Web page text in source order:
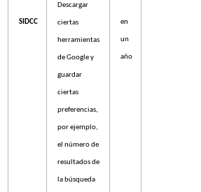
SIDCC
Descargar
ciertas
herramientas
de Google y
guardar
ciertas
preferencias,
por ejemplo,
el número de
resultados de
la búsqueda
en
un
año